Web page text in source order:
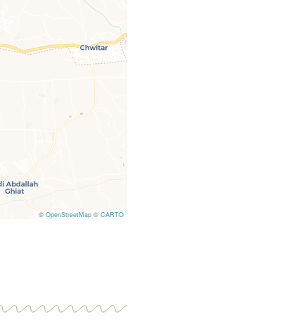
© OpenStreetMap © CARTO